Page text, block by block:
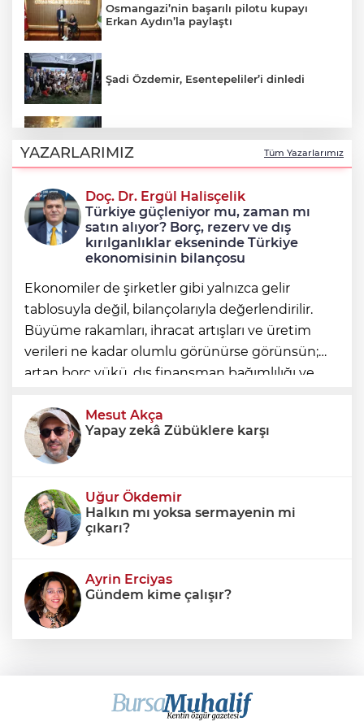
Osmangazi’nin başarılı pilotu kupayı
Erkan Aydın’la paylaştı
Şadi Özdemir, Esentepeliler’i dinledi
söndürüldü
Avcılar Belediye Başkanı Utku Caner
Çaykara tahliye edildi
YAZARLARIMIZ Tüm Yazarlarımız
Doç. Dr. Ergül Halisçelik
Türkiye güçleniyor mu, zaman mı
satın alıyor? Borç, rezerv ve dış
kırılganlıklar ekseninde Türkiye
ekonomisinin bilançosu
Ekonomiler de şirketler gibi yalnızca gelir
tablosuyla değil, bilançolarıyla değerlendirilir.
Büyüme rakamları, ihracat artışları ve üretim
verileri ne kadar olumlu görünürse görünsün;
artan borç yükü, dış finansman bağımlılığı ve
alınmadığında ortaya eksik
Mesut Akça
Yapay zekâ Zübüklere karşı
Uğur Ökdemir
Halkın mı yoksa sermayenin mi
çıkarı?
Ayrin Erciyas
Gündem kime çalışır?
Savaşların gölgesinde engellilik,
doğa ve kaybedilen gelecek